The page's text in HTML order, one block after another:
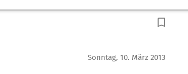
Sonntag, 10. März 2013